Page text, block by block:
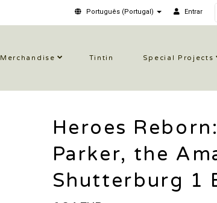
Português (Portugal) Entrar
Merchandise Tintin Special Projects
Heroes
Parker, the
Shutterburg 1